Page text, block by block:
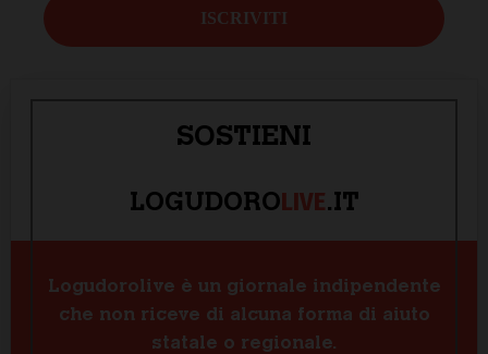
SOSTIENI
LOGUDOROLIVE.IT
Logudorolive è un giornale indipendente
che non riceve di alcuna forma di aiuto
statale o regionale.